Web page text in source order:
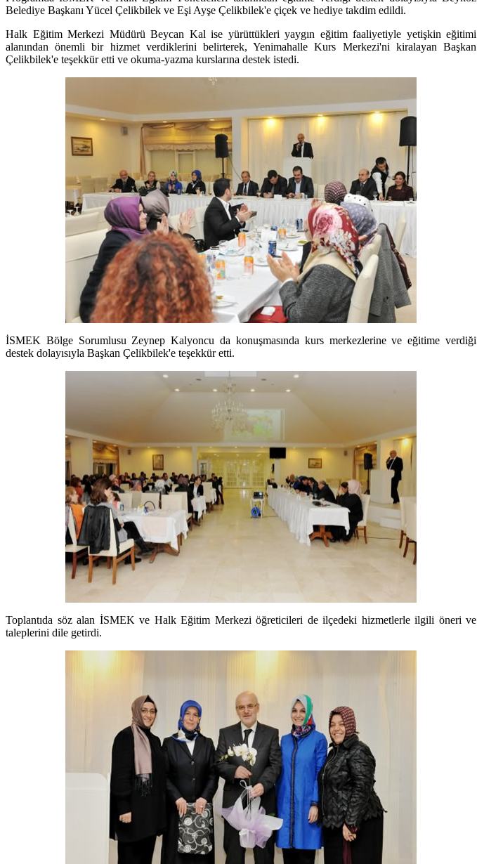
Belediye Başkanı Yücel Çelikbilek ve Eşi Ayşe Çelikbilek'e çiçek ve hediye takdim edildi.
Halk Eğitim Merkezi Müdürü Beycan Kal ise yürüttükleri yaygın eğitim faaliyetiyle yetişkin eğitimi
alanından önemli bir hizmet verdiklerini belirterek, Yenimahalle Kurs Merkezi'ni kiralayan Başkan
Çelikbilek'e teşekkür etti ve okuma-yazma kurslarına destek istedi.
İSMEK Bölge Sorumlusu Zeynep Kalyoncu da konuşmasında kurs merkezlerine ve eğitime verdiği
destek dolayısıyla Başkan Çelikbilek'e teşekkür etti.
Toplantıda söz alan İSMEK ve Halk Eğitim Merkezi öğreticileri de ilçedeki hizmetlerle ilgili öneri ve
taleplerini dile getirdi.